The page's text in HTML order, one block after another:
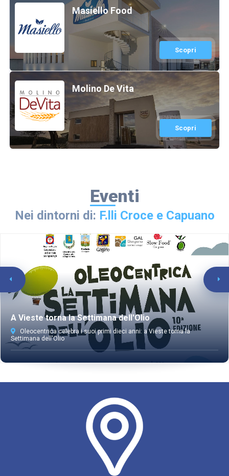
Masiello Food
Scopri
Molino De Vita
Scopri
Eventi
Nei dintorni di: F.lli Croce e Capuano
A Vieste torna la Settimana dell'Olio
Oleocentrica celebra i suoi primi dieci anni: a Vieste torna la
Settimana dell'Olio